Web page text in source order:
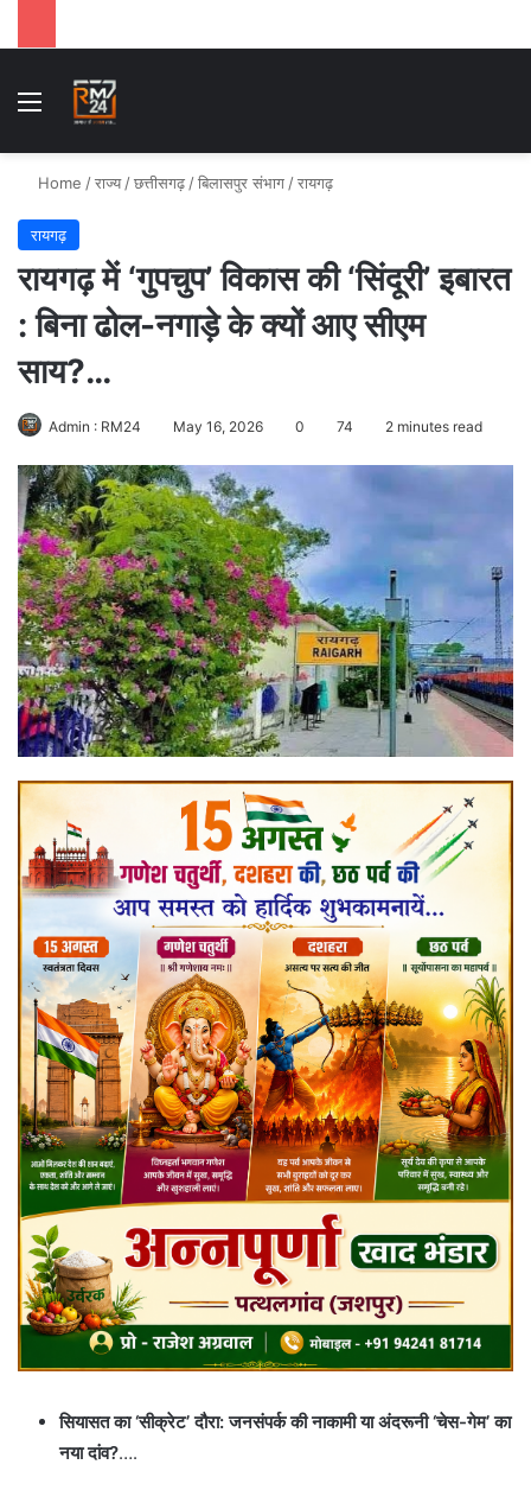
Menu
Home /राज्य /छत्तीसगढ़ /बिलासपुर संभाग /रायगढ़
रायगढ़
रायगढ़ में ‘गुपचुप’ विकास की ‘सिंदूरी’ इबारत
: बिना ढोल-नगाड़े के क्यों आए सीएम
साय?…
Admin : RM24 May 16, 2026 0 74 2 minutes read
सियासत का ‘सीक्रेट’ दौरा: जनसंपर्क की नाकामी या अंदरूनी ‘चेस-गेम’ का
नया दांव?….